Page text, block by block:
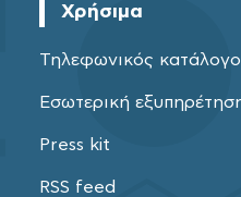
Χρήσιμα
Τηλεφωνικός
Εσωτερική
Press kit
RSS feed